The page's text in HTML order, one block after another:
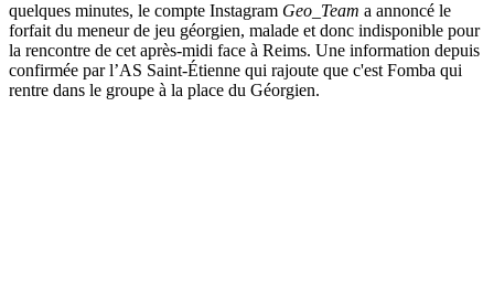
quelques minutes, le compte Instagram Geo_Team a annoncé le
forfait du meneur de jeu géorgien, malade et donc indisponible pour
la rencontre de cet après-midi face à Reims. Une information depuis
confirmée par l’AS Saint-Étienne qui rajoute que c'est Fomba qui
rentre dans le groupe à la place du Géorgien.